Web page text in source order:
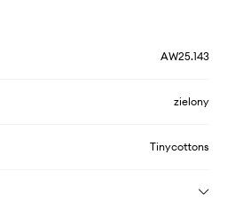
AW25.143
zielony
Tinycottons